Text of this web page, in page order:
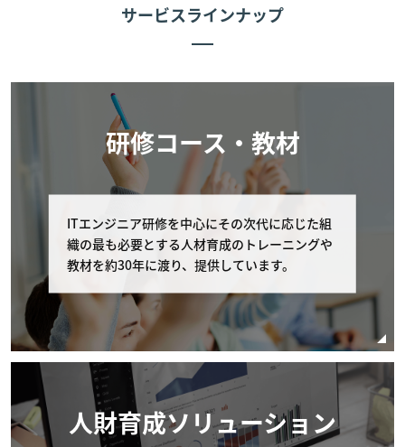
コースに出席しない場合であっても代金の返金は行いませ
ん。次条により申し込みを取消した場合を除き、コースに
ません。
■第6条 (お客様によるキャンセル期限)
お客様が弊社に申し込んだコースの申し込みをキャンセル
する場合は 以下に定める通りとします。
弊社への連絡 コース開催初日の11営業日前まで
に、弊社の窓口（電話番号：03-6408-2488、受
付時間：弊社休業日及び土・日・祝日を除く 9:0
0-17:00）へコースの申し込みを取り消す旨申し
出るものとします。 但し、個別に条件設定のあ
るコースの場合は、個別条件を本条に優先して適
用されるものとし、本条は適用されません。
コースの申し込みを取り消す場合の代金の取扱 お
客様が申し込みの取り消しを申し出たコースの受
講費用の扱いはお客様の申し出日により以下の通
サービスラインナップ
研修コース・教材
ITエンジニア研修を中心にその次代に応じた組
織の最も必要とする人材育成のトレーニングや
教材を約30年に渡り、提供しています。
人財育成ソリューション